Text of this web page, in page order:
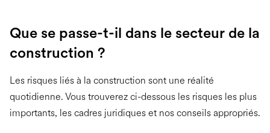
Que se passe-t-il dans le secteur de la
construction ?
Les risques liés à la construction sont une réalité
quotidienne. Vous trouverez ci-dessous les risques les plus
importants, les cadres juridiques et nos conseils appropriés.